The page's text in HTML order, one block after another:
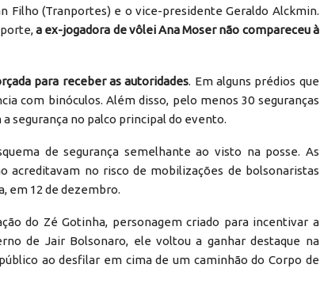
Filho (Tranportes) e o vice-presidente Geraldo Alckmin.
a ex-jogadora de vôlei Ana Moser não compareceu à
para receber as autoridades. Em alguns prédios que
com binóculos. Além disso, pelo menos 30 seguranças
segurança no palco principal do evento.
de segurança semelhante ao visto na posse. As
acreditavam no risco de mobilizações de bolsonaristas
em 12 de dezembro.
do Zé Gotinha, personagem criado para incentivar a
de Jair Bolsonaro, ele voltou a ganhar destaque na
ao desfilar em cima de um caminhão do Corpo de